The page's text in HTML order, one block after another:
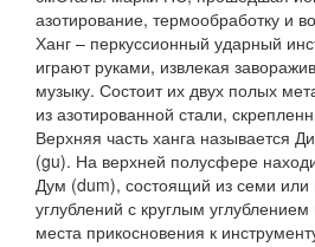
азотирование, термообработку и
Ханг – перкуссионный ударный
играют руками, извлекая
музыку. Состоит их двух полых
из азотированной стали,
Верхняя часть ханга называется
(gu). На верхней полусфере
Дум (dum), состоящий из семи или
углублений с круглым
места прикосновения к